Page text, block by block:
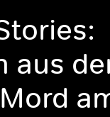
aus